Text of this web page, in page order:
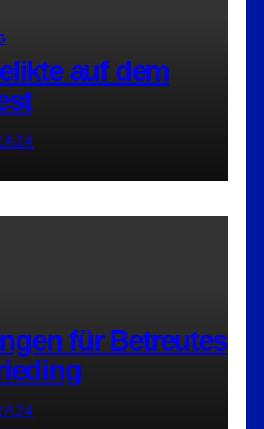
auf dem
für Betreutes